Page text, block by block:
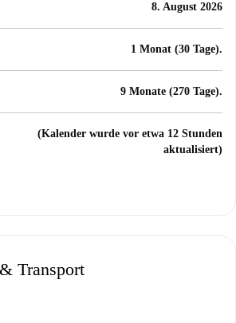
8. August 2026
1 Monat (30 Tage).
9 Monate (270 Tage).
(Kalender wurde vor etwa 12 Stunden
aktualisiert)
Transport